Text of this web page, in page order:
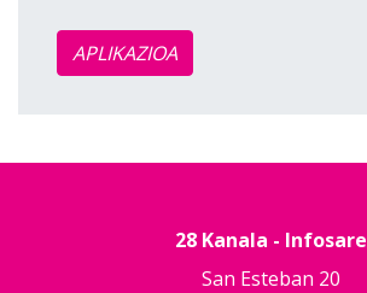
APLIKAZIOA
28 Kanala - Infosare
San Esteban 20